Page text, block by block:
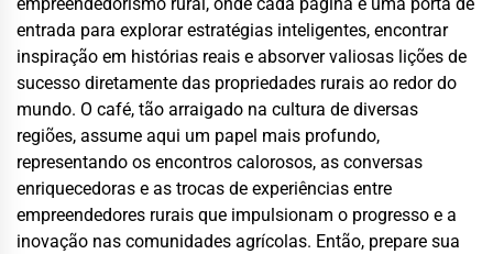
entrada para explorar estratégias inteligentes, encontrar
inspiração em histórias reais e absorver valiosas lições de
sucesso diretamente das propriedades rurais ao redor do
mundo. O café, tão arraigado na cultura de diversas
regiões, assume aqui um papel mais profundo,
representando os encontros calorosos, as conversas
enriquecedoras e as trocas de experiências entre
empreendedores rurais que impulsionam o progresso e a
inovação nas comunidades agrícolas. Então, prepare sua